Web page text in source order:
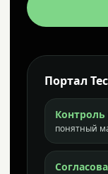
Портал
Контроль
понятный